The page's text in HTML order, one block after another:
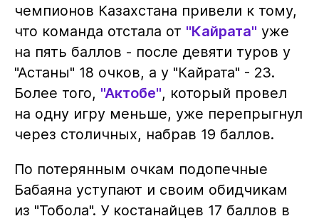
чемпионов Казахстана привели к тому,
что команда отстала от "Кайрата" уже
на пять баллов - после девяти туров у
"Астаны" 18 очков, а у "Кайрата" - 23.
Более того, "Актобе", который провел
на одну игру меньше, уже перепрыгнул
через столичных, набрав 19 баллов.
По потерянным очкам подопечные
Бабаяна уступают и своим обидчикам
из "Тобола". У костанайцев 17 баллов в